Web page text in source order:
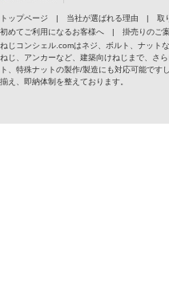
トップページ | 当社が選ばれる理由 | 取
初めてご利用になるお客様へ
| 掛売りのご
ねじコンシェル.comはネジ、ボルト、ナット
ねじ、アンカーなど、建築向けねじまで、さ
ト、特殊ナットの製作/製造にも対応可能で
揃え、即納体制を整えております。